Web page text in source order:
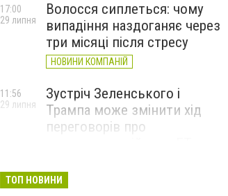
Волосся сиплеться: чому
випадіння наздоганяє через
три місяці після стресу
НОВИНИ КОМПАНІЙ
17:00
29 липня
Зустріч Зеленського і
Трампа може змінити хід
переговорів про
11:56
29 липня
ТОП НОВИНИ